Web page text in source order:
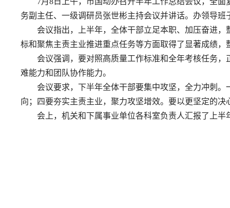
务副主任、一级调研员张世彬主持会议并讲话。办领导
会议指出，上半年，全体干部立足本职、加压奋进
标和聚焦主责主业推进重点任务等方面取得了显著成绩
会议强调，要对照高质量工作标准和全年考核任务
难能力和团队协作能力。
会议要求，下半年全体干部要集中攻坚，全力冲刺
向；四要夯实主责主业，聚力攻坚增效。要以更坚定的
会上，机关和下属事业单位各科室负责人汇报了上